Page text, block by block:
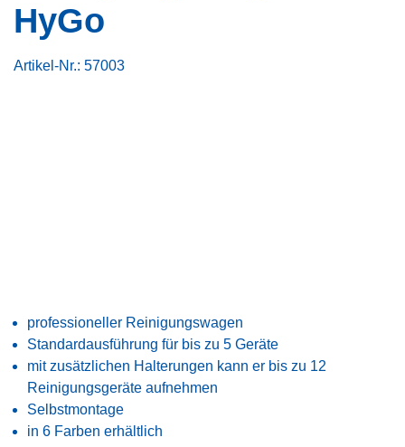
HyGo
Artikel-Nr.: 57003
professioneller Reinigungswagen
Standardausführung für bis zu 5 Geräte
mit zusätzlichen Halterungen kann er bis zu 12
Reinigungsgeräte aufnehmen
Selbstmontage
in 6 Farben erhältlich